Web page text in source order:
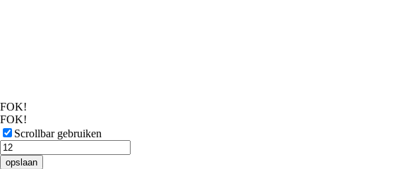
FOK!
FOK!
Scrollbar gebruiken
opslaan